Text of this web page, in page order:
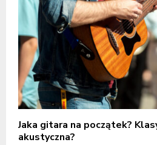
Jaka gitara na początek?
akustyczna?